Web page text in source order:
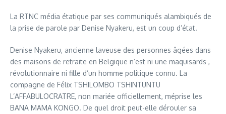
La RTNC média étatique par ses communiqués alambiqués de
la prise de parole par Denise Nyakeru, est un coup d’état.
Denise Nyakeru, ancienne laveuse des personnes âgées dans
des maisons de retraite en Belgique n’est ni une maquisards ,
révolutionnaire ni fille d’un homme politique connu. La
compagne de Félix TSHILOMBO TSHINTUNTU
L’AFFABULOCRATRE, non mariée officiellement, méprise les
BANA MAMA KONGO. De quel droit peut-elle dérouler sa